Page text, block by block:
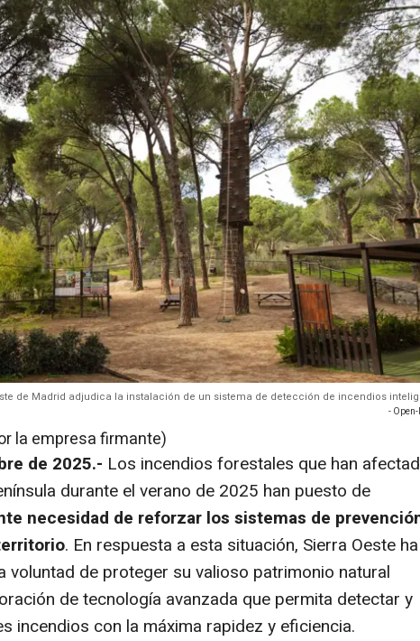
de Madrid adjudica la instalación de un sistema de detección de incendios
-
la empresa firmante)
de 2025.- Los incendios forestales que han
durante el verano de 2025 han puesto de
necesidad de reforzar los sistemas de
. En respuesta a esta situación, Sierra Oeste ha
voluntad de proteger su valioso patrimonio natural
de tecnología avanzada que permita detectar y
incendios con la máxima rapidez y eficiencia.